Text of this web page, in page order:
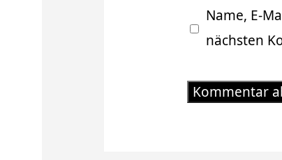
Name, E-
nächsten